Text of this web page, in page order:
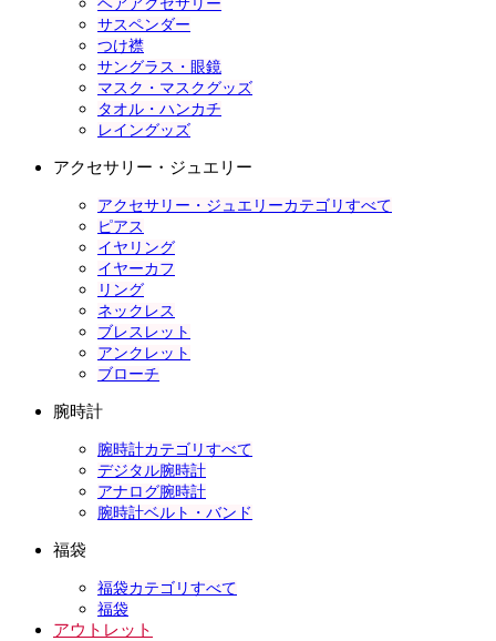
ヘアアクセサリー
サスペンダー
つけ襟
サングラス・眼鏡
マスク・マスクグッズ
タオル・ハンカチ
レイングッズ
アクセサリー・ジュエリー
アクセサリー・ジュエリーカテゴリすべて
ピアス
イヤリング
イヤーカフ
リング
ネックレス
ブレスレット
アンクレット
ブローチ
腕時計
腕時計カテゴリすべて
デジタル腕時計
アナログ腕時計
腕時計ベルト・バンド
福袋
福袋カテゴリすべて
福袋
アウトレット